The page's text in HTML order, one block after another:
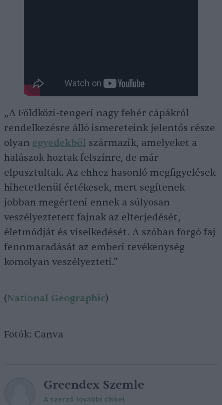
„A Földközi-tengeri nagy fehér cápákról
rendelkezésre álló ismereteink jelentős része
olyan egyedekből származik, amelyeket a
halászok hoztak felszínre, de már
elpusztultak. Az ehhez hasonló megfigyelések
hihetetlenül értékesek, mert segítenek
jobban megérteni ennek a súlyosan
veszélyeztetett fajnak az elterjedését,
életmódját és viselkedését. A szóban forgó faj
fennmaradását az emberi tevékenység
komolyan veszélyezteti.”
(National Geographic)
Fotók: Canva
Greendex Szemle
A szerző további cikkei